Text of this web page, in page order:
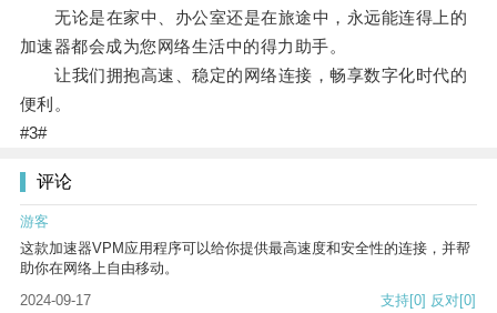
无论是在家中、办公室还是在旅途中，永远能连得上的
加速器都会成为您网络生活中的得力助手。
让我们拥抱高速、稳定的网络连接，畅享数字化时代的
便利。
#3#
评论
游客
这款加速器VPM应用程序可以给你提供最高速度和安全性的连接，并帮
助你在网络上自由移动。
2024-09-17
支持[0] 反对[0]